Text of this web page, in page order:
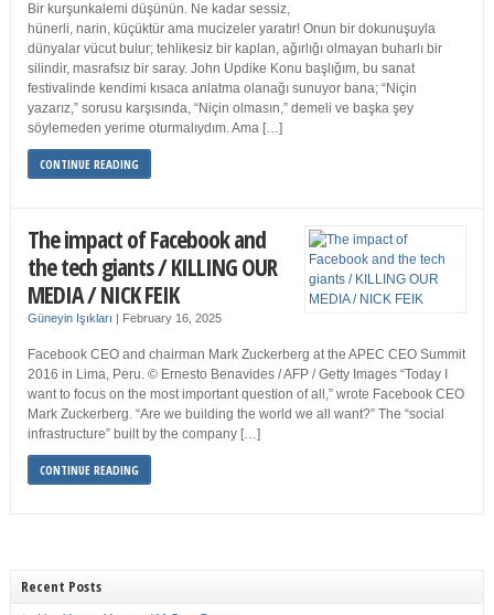
Bir kurşunkalemi düşünün. Ne kadar sessiz,
hünerli, narin, küçüktür ama mucizeler yaratır! Onun bir dokunuşuyla
dünyalar vücut bulur; tehlikesiz bir kaplan, ağırlığı olmayan buharlı bir
silindir, masrafsız bir saray. John Updike Konu başlığım, bu sanat
festivalinde kendimi kısaca anlatma olanağı sunuyor bana; “Niçin
yazarız,” sorusu karşısında, “Niçin olmasın,” demeli ve başka şey
söylemeden yerime oturmalıydım. Ama […]
CONTINUE READING
The impact of Facebook and
the tech giants / KILLING OUR
MEDIA / NICK FEIK
Güneyin Işıkları | February 16, 2025
Facebook CEO and chairman Mark Zuckerberg at the APEC CEO Summit
2016 in Lima, Peru. © Ernesto Benavides / AFP / Getty Images “Today I
want to focus on the most important question of all,” wrote Facebook CEO
Mark Zuckerberg. “Are we building the world we all want?” The “social
infrastructure” built by the company […]
CONTINUE READING
Recent Posts